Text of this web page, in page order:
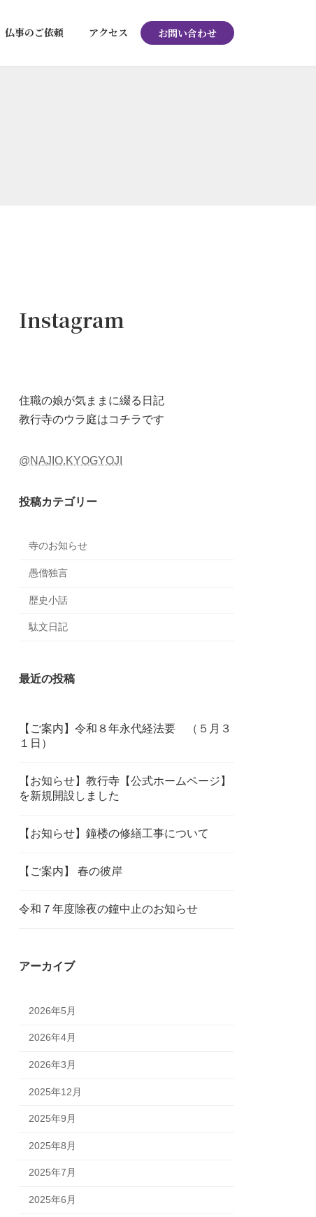
仏事のご依頼 アクセス お問い合わせ
Instagram
住職の娘が気ままに綴る日記
教行寺のウラ庭はコチラです
@NAJIO.KYOGYOJI
投稿カテゴリー
寺のお知らせ
愚僧独言
歴史小話
駄文日記
最近の投稿
【ご案内】令和８年永代経法要 （５月３
１日）
【お知らせ】教行寺【公式ホームページ】
を新規開設しました
【お知らせ】鐘楼の修繕工事について
【ご案内】 春の彼岸
令和７年度除夜の鐘中止のお知らせ
アーカイブ
2026年5月
2026年4月
2026年3月
2025年12月
2025年9月
2025年8月
2025年7月
2025年6月